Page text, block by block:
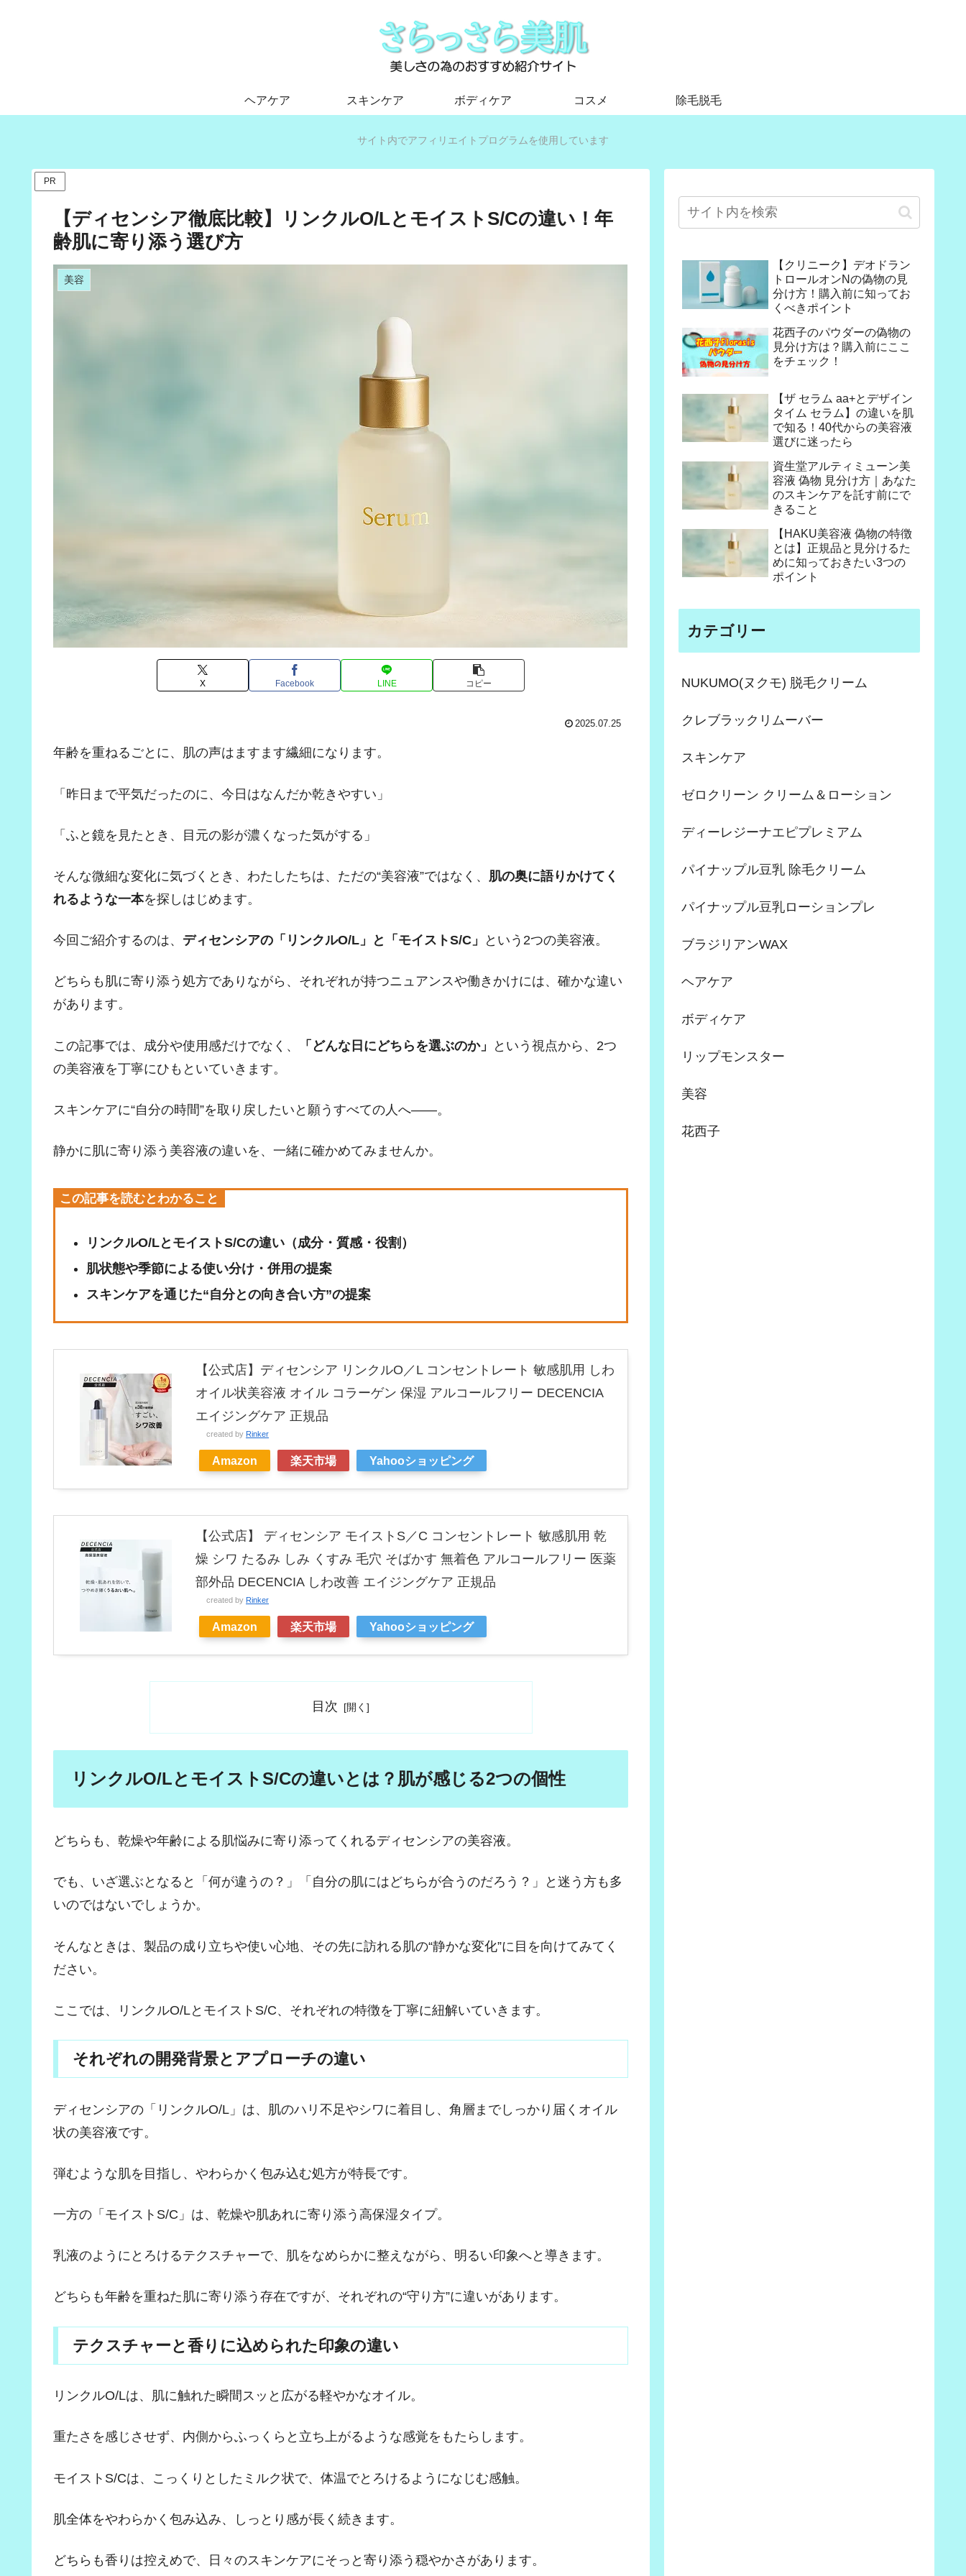
ヘアケア スキンケア ボディケア コスメ 除毛脱毛
サイト内でアフィリエイトプログラムを使用しています
PR
【ディセンシア徹底比較】リンクルO/LとモイストS/Cの違い！年
齢肌に寄り添う選び方
美容
X Facebook LINE コピー
2025.07.25
年齢を重ねるごとに、肌の声はますます繊細になります。
「昨日まで平気だったのに、今日はなんだか乾きやすい」
「ふと鏡を見たとき、目元の影が濃くなった気がする」
そんな微細な変化に気づくとき、わたしたちは、ただの“美容液”ではなく、 肌の奥に語りかけてく
れるような一本を探しはじめます。
今回ご紹介するのは、 ディセンシアの「リンクルO/L」と「モイストS/C」 という2つの美容液。
どちらも肌に寄り添う処方でありながら、それぞれが持つニュアンスや働きかけには、確かな違い
があります。
この記事では、成分や使用感だけでなく、 「どんな日にどちらを選ぶのか」
という視点から、2つ
の美容液を丁寧にひもといていきます。
スキンケアに“自分の時間”を取り戻したいと願うすべての人へ――。
静かに肌に寄り添う美容液の違いを、一緒に確かめてみませんか。
この記事を読むとわかること
リンクルO/LとモイストS/Cの違い（成分・質感・役割）
肌状態や季節による使い分け・併用の提案
スキンケアを通じた“自分との向き合い方”の提案
【公式店】ディセンシア リンクルO／L コンセントレート 敏感肌用 しわ
オイル状美容液 オイル コラーゲン 保湿 アルコールフリー DECENCIA
エイジングケア 正規品
created by Rinker
Amazon 楽天市場 Yahooショッピング
【公式店】 ディセンシア モイストS／C コンセントレート 敏感肌用 乾
燥 シワ たるみ しみ くすみ 毛穴 そばかす 無着色 アルコールフリー 医薬
部外品 DECENCIA しわ改善 エイジングケア 正規品
created by Rinker
Amazon 楽天市場 Yahooショッピング
目次
リンクルO/LとモイストS/Cの違いとは？肌が感じる2つの個性
どちらも、乾燥や年齢による肌悩みに寄り添ってくれるディセンシアの美容液。
でも、いざ選ぶとなると「何が違うの？」「自分の肌にはどちらが合うのだろう？」と迷う方も多
いのではないでしょうか。
そんなときは、製品の成り立ちや使い心地、その先に訪れる肌の“静かな変化”に目を向けてみてく
ださい。
ここでは、リンクルO/LとモイストS/C、それぞれの特徴を丁寧に紐解いていきます。
それぞれの開発背景とアプローチの違い
ディセンシアの「リンクルO/L」は、肌のハリ不足やシワに着目し、角層までしっかり届くオイル
状の美容液です。
弾むような肌を目指し、やわらかく包み込む処方が特長です。
一方の「モイストS/C」は、乾燥や肌あれに寄り添う高保湿タイプ。
乳液のようにとろけるテクスチャーで、肌をなめらかに整えながら、明るい印象へと導きます。
どちらも年齢を重ねた肌に寄り添う存在ですが、それぞれの“守り方”に違いがあります。
テクスチャーと香りに込められた印象の違い
リンクルO/Lは、肌に触れた瞬間スッと広がる軽やかなオイル。
重たさを感じさせず、内側からふっくらと立ち上がるような感覚をもたらします。
モイストS/Cは、こっくりとしたミルク状で、体温でとろけるようになじむ感触。
肌全体をやわらかく包み込み、しっとり感が長く続きます。
どちらも香りは控えめで、日々のスキンケアにそっと寄り添う穏やかさがあります。
【クリニーク】デオドラン
トロールオンNの偽物の見
分け方！購入前に知ってお
くべきポイント
花西子のパウダーの偽物の
見分け方は？購入前にここ
をチェック！
【ザ セラム aa+とデザイン
タイム セラム】の違いを肌
で知る！40代からの美容液
選びに迷ったら
資生堂アルティミューン美
容液 偽物 見分け方｜あなた
のスキンケアを託す前にで
きること
【HAKU美容液 偽物の特徴
とは】正規品と見分けるた
めに知っておきたい3つの
ポイント
カテゴリー
NUKUMO(ヌクモ) 脱毛クリーム
クレブラックリムーバー
スキンケア
ゼロクリーン クリーム＆ローション
ディーレジーナエピプレミアム
パイナップル豆乳 除毛クリーム
パイナップル豆乳ローションプレ
ブラジリアンWAX
ヘアケア
ボディケア
リップモンスター
美容
花西子